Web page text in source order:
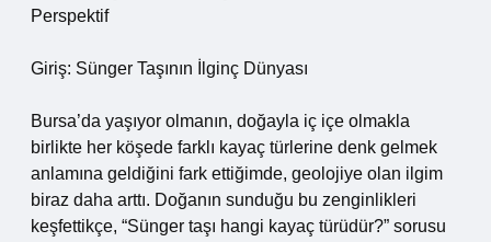
Perspektif
Giriş: Sünger Taşının İlginç Dünyası
Bursa’da yaşıyor olmanın, doğayla iç içe olmakla
birlikte her köşede farklı kayaç türlerine denk gelmek
anlamına geldiğini fark ettiğimde, geolojiye olan ilgim
biraz daha arttı. Doğanın sunduğu bu zenginlikleri
keşfettikçe, “Sünger taşı hangi kayaç türüdür?” sorusu